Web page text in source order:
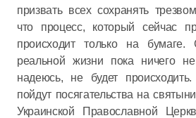
призвать всех сохранять
что процесс, который сейчас
происходит только на
реальной жизни пока ничего
надеюсь, не будет
пойдут посягательства на
Украинской Православной